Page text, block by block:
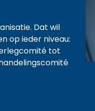
Dat wil
op ieder niveau:
tot